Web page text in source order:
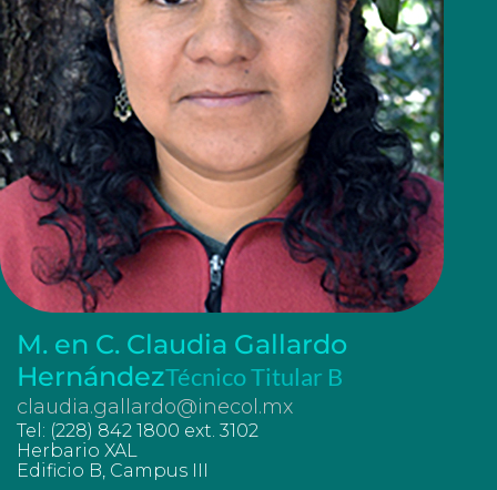
M. en C. Claudia Gallardo
HernándezTécnico Titular B
claudia.gallardo@inecol.mx
Tel: (228) 842 1800 ext. 3102
Herbario XAL
Edificio B, Campus III